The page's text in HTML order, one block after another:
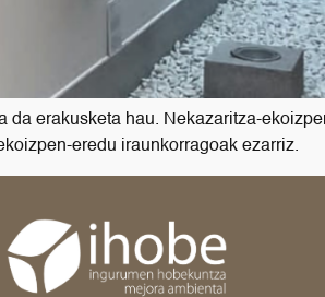
erakusketa hau. Nekazaritza-
eredu iraunkorragoak ezarriz.